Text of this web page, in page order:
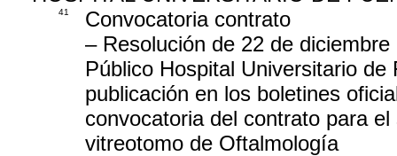
41
Convocatoria contrato
– Resolución de 22 de
Público Hospital Universitario
publicación en los boletines
convocatoria del contrato para
vitreotomo de Oftalmología